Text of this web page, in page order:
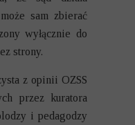
sam zbierać
wyłącznie do
strony.
z opinii OZSS
przez kuratora
i pedagodzy